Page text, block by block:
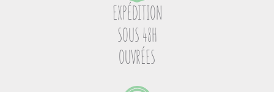
EXPÉDITION
SOUS 48H
OUVRÉES